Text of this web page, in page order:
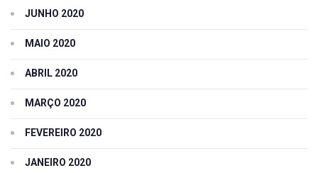
JUNHO 2020
MAIO 2020
ABRIL 2020
MARÇO 2020
FEVEREIRO 2020
JANEIRO 2020